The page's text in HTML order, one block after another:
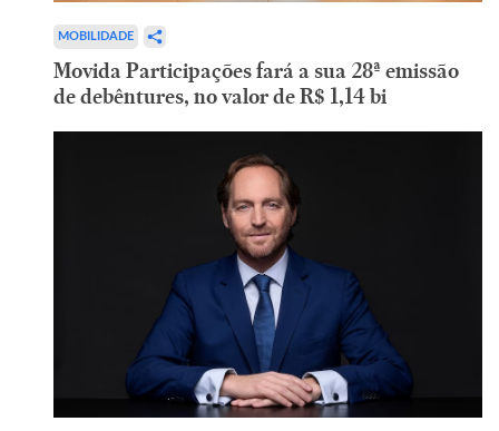
MOBILIDADE
Movida Participações fará a sua 28ª emissão
de debêntures, no valor de R$ 1,14 bi